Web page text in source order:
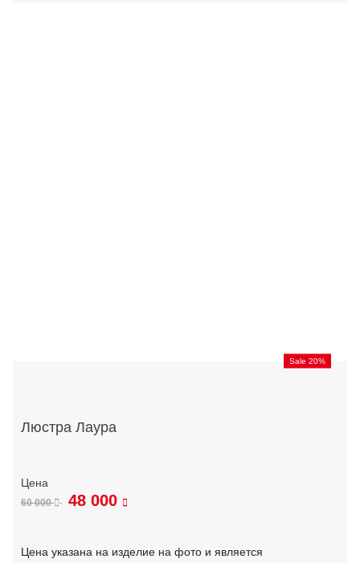
Sale 20%
Люстра Лаура
60 000 48 000
Цена указана на изделие на фото и является